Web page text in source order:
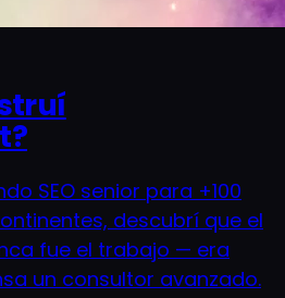
SEO senior para +100
descubrí que el
fue el trabajo — era
un consultor avanzado.